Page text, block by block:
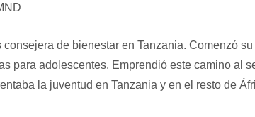
de bienestar en Tanzania. Comenzó su
para adolescentes. Emprendió este camino al
la juventud en Tanzania y en el resto de